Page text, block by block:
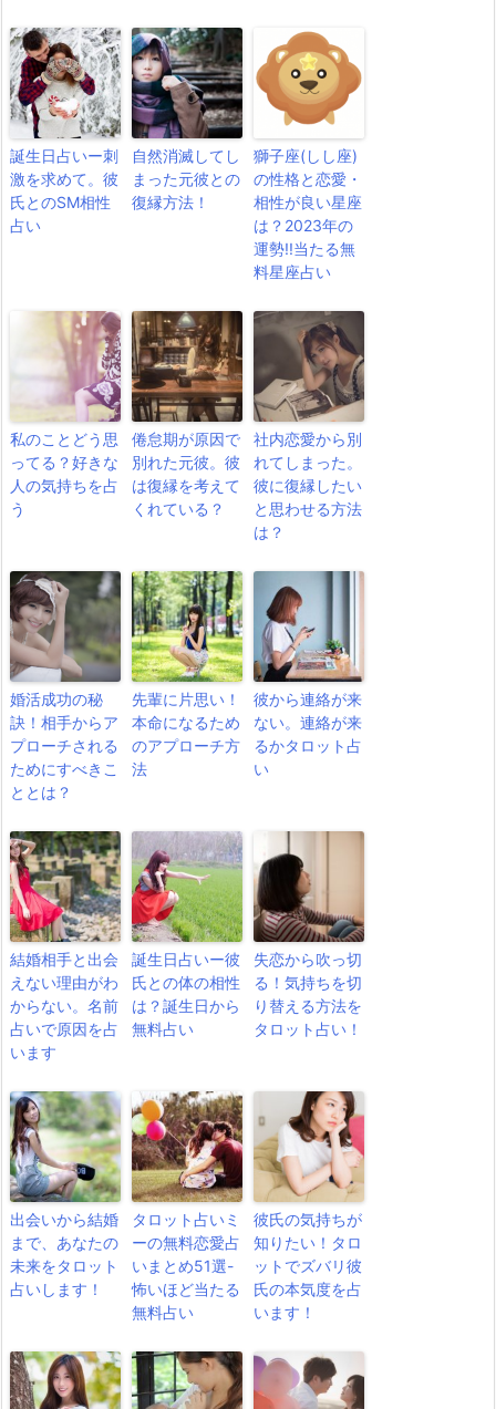
誕生日占いー刺
激を求めて。彼
氏とのSM相性
占い
自然消滅してし
まった元彼との
復縁方法！
獅子座(しし座)
の性格と恋愛・
相性が良い星座
は？2023年の
運勢!!当たる無
料星座占い
私のことどう思
ってる？好きな
人の気持ちを占
う
倦怠期が原因で
別れた元彼。彼
は復縁を考えて
くれている？
社内恋愛から別
れてしまった。
彼に復縁したい
と思わせる方法
は？
婚活成功の秘
訣！相手からア
プローチされる
ためにすべきこ
ととは？
先輩に片思い！
本命になるため
のアプローチ方
法
彼から連絡が来
ない。連絡が来
るかタロット占
い
結婚相手と出会
えない理由がわ
からない。名前
占いで原因を占
います
誕生日占いー彼
氏との体の相性
は？誕生日から
無料占い
失恋から吹っ切
る！気持ちを切
り替える方法を
タロット占い！
出会いから結婚
まで、あなたの
未来をタロット
占いします！
タロット占いミ
ーの無料恋愛占
いまとめ51選-
怖いほど当たる
無料占い
彼氏の気持ちが
知りたい！タロ
ットでズバリ彼
氏の本気度を占
います！